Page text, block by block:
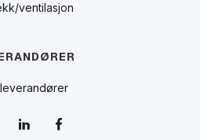
ventilasjon